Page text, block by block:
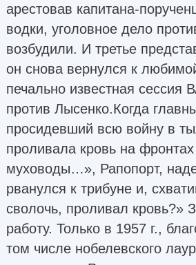
арестовав капитана-
водки, уголовное дело
возбудили. И третье
он снова вернулся к
печально известная
против Лысенко.Когда
просидевший всю войну в
проливала кровь на
муховоды…», Рапопорт,
рванулся к трибуне и,
сволочь, проливал кровь?»
работу. Только в 1957 г.,
том числе нобелевского